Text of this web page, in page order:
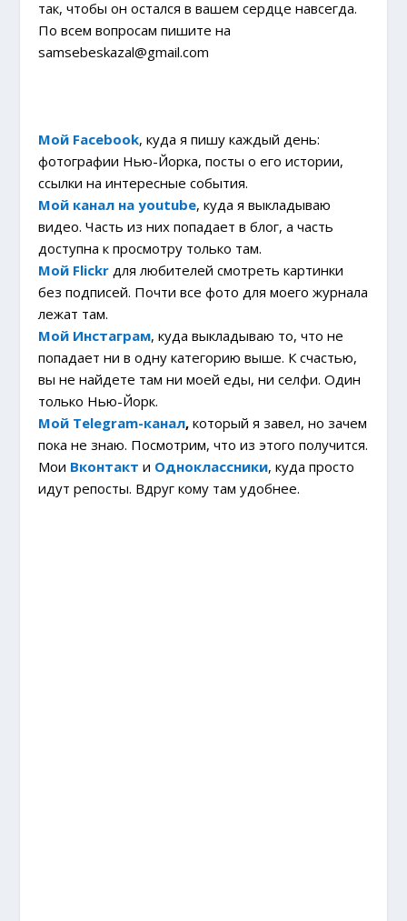
так, чтобы он остался в вашем сердце навсегда.
По всем вопросам пишите на
samsebeskazal@gmail.com
Мой Facebook, куда я пишу каждый день:
фотографии Нью-Йорка, посты о его истории,
ссылки на интересные события.
Мой канал на youtube, куда я выкладываю
видео. Часть из них попадает в блог, а часть
доступна к просмотру только там.
Мой Flickr для любителей смотреть картинки
без подписей. Почти все фото для моего журнала
лежат там.
Мой Инстаграм, куда выкладываю то, что не
попадает ни в одну категорию выше. К счастью,
вы не найдете там ни моей еды, ни селфи. Один
только Нью-Йорк.
Мой Telegram-канал, который я завел, но зачем
пока не знаю. Посмотрим, что из этого получится.
Мои Вконтакт и Одноклассники, куда просто
идут репосты. Вдруг кому там удобнее.